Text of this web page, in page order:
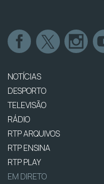
NOTÍCIAS
DESPORTO
TELEVISÃO
RÁDIO
RTP ARQUIVOS
RTP ENSINA
RTP PLAY
EM DIRETO